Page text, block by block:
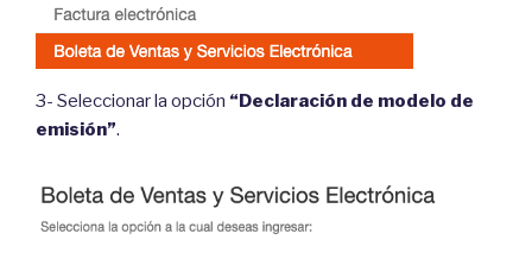
3- Seleccionar la opción “Declaración de modelo de
emisión”.